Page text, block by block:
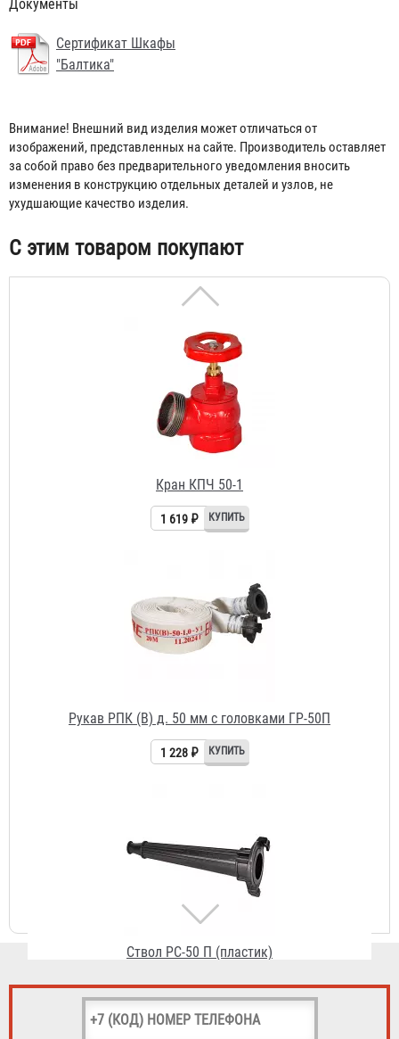
Документы
Сертификат Шкафы
"Балтика"
Внимание! Внешний вид изделия может отличаться от
изображений, представленных на сайте. Производитель оставляет
за собой право без предварительного уведомления вносить
изменения в конструкцию отдельных деталей и узлов, не
ухудшающие качество изделия.
С этим товаром покупают
145 ₽
1 619 ₽
1 228 ₽
Огнетушитель ОП-4 АВСЕ Огнеборец / Гарвилон